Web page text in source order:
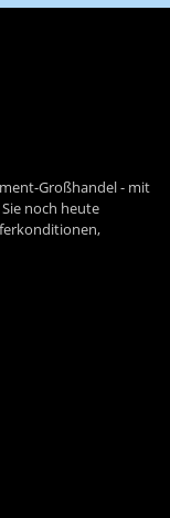
Großhandel - mit
noch heute